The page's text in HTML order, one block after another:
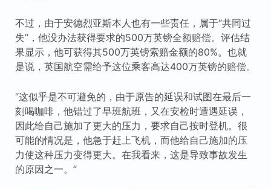
不过，由于安德烈亚斯本人也有一些责任，属于“共同过
失”，他没办法获得要求的500万英镑全额赔偿。评估结
果显示，他可获得其500万英镑索赔金额的80%。也就
是说，英国航空需给予这位乘客高达400万英镑的赔偿。
“这似乎是不可避免的，由于原告的延误和试图在最后一
刻喝咖啡，他错过了早班航班，又在安检时遭遇延误，
因此给自己施加了更大的压力，要求自己按时登机。很
可能的情况是，他急于赶上飞机，而他给自己施加的压
力使这种压力变得更大。在我看来，这是导致事故发生
的原因之一。”